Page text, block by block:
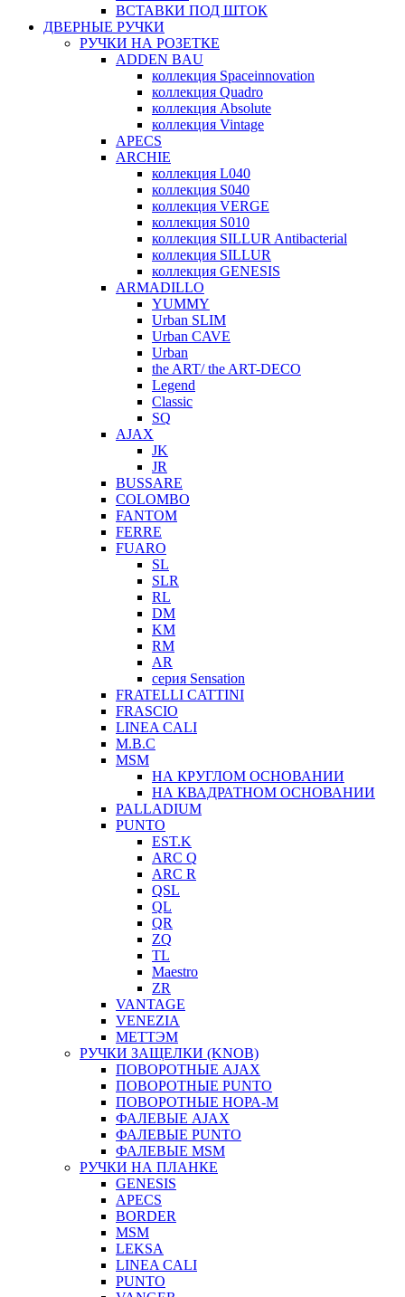
ВСТАВКИ ПОД ШТОК
ДВЕРНЫЕ РУЧКИ
РУЧКИ НА РОЗЕТКЕ
ADDEN BAU
коллекция Spaceinnovation
коллекция Quadro
коллекция Absolute
коллекция Vintage
APECS
ARCHIE
коллекция L040
коллекция S040
коллекция VERGE
коллекция S010
коллекция SILLUR Antibacterial
коллекция SILLUR
коллекция GENESIS
ARMADILLO
YUMMY
Urban SLIM
Urban CAVE
Urban
the ART/ the ART-DECO
Legend
Classic
SQ
AJAX
JK
JR
BUSSARE
COLOMBO
FANTOM
FERRE
FUARO
SL
SLR
RL
DM
KM
RM
AR
серия Sensation
FRATELLI CATTINI
FRASCIO
LINEA CALI
M.B.C
MSM
НА КРУГЛОМ ОСНОВАНИИ
НА КВАДРАТНОМ ОСНОВАНИИ
PALLADIUM
PUNTO
EST.K
ARC Q
ARC R
QSL
QL
QR
ZQ
TL
Maestro
ZR
VANTAGE
VENEZIA
МЕТТЭМ
РУЧКИ ЗАЩЕЛКИ (KNOB)
ПОВОРОТНЫЕ AJAX
ПОВОРОТНЫЕ PUNTO
ПОВОРОТНЫЕ НОРА-М
ФАЛЕВЫЕ AJAX
ФАЛЕВЫЕ PUNTO
ФАЛЕВЫЕ MSM
РУЧКИ НА ПЛАНКЕ
GENESIS
APECS
BORDER
MSM
LEKSA
LINEA CALI
PUNTO